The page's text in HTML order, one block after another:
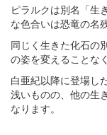
ピラルクは別名「生
な色合いは恐竜の名
同じく生きた化石の
の姿を変えることな
白亜紀以降に登場し
浅いものの、他の生
なります。